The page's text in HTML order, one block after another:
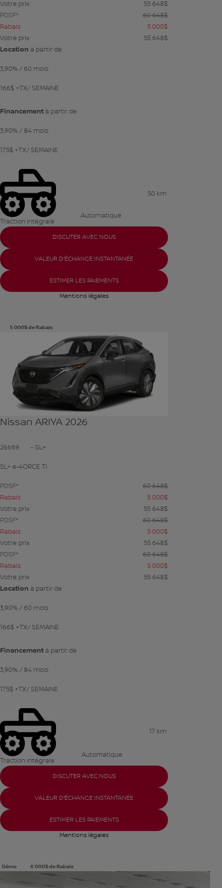
Votre prix 55 648$
PDSF*
60 648$
Rabais
5 000$
Votre prix
55 648$
Location à partir de
3,90%/ 60 mois
166$ +TX/ SEMAINE
Financement à partir de
3,90%/ 84 mois
175$ +TX/ SEMAINE
Traction intégrale
Automatique
50 km
DISCUTER AVEC NOUS
VALEUR D'ÉCHANGE INSTANTANÉE
ESTIMER LES PAIEMENTS
Mentions légales
5 000$de Rabais
VOIR PLUS
Nissan ARIYA 2026
26669 – SL+
SL+ e-4ORCE TI
PDSF* 60 648$
Rabais
5 000$
Votre prix
55 648$
PDSF*
60 648$
Rabais
5 000$
Votre prix
55 648$
PDSF*
60 648$
Rabais
5 000$
Votre prix
55 648$
Location à partir de
3,90% / 60 mois
166$ +TX/ SEMAINE
Financement à partir de
3,90% / 84 mois
175$ +TX/ SEMAINE
Traction intégrale
Automatique
17 km
DISCUTER AVEC NOUS
VALEUR D'ÉCHANGE INSTANTANÉE
ESTIMER LES PAIEMENTS
Mentions légales
Démo 6 000$de Rabais
Afficher 8 images en plus